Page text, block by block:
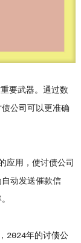
要武器。通过数
公司可以更准确
用，使讨债公司
动发送催款信
2024年的讨债公